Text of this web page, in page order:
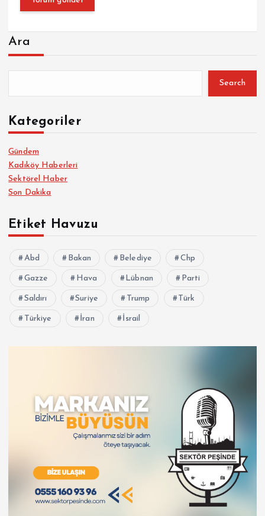
Ara
Search
Kategoriler
Gündem
Kadıköy Haberleri
Sektörel Haber
Son Dakika
Etiket Havuzu
Abd Bakan Belediye Chp
Gazze Hava Lübnan Parti
Saldırı Suriye Trump Türk
Türkiye İran İsrail